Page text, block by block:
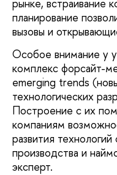
рынке, встраивание
планирование
вызовы и
Особое внимание у
комплекс форсайт-
emerging trends
технологических
Построение с их
компаниям
развития
производства и
эксперт.